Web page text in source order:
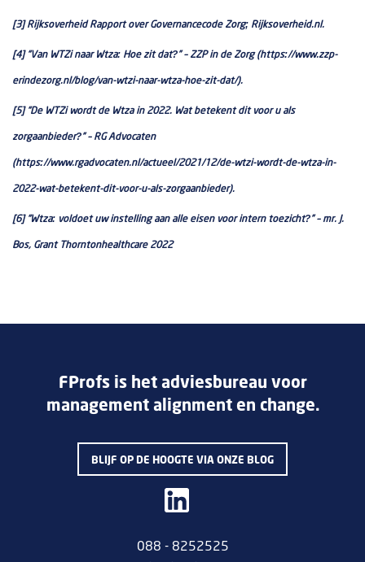
[3] Rijksoverheid Rapport over Governancecode Zorg; Rijksoverheid.nl.
[4] “Van WTZi naar Wtza: Hoe zit dat?” – ZZP in de Zorg (https://www.zzp-
erindezorg.nl/blog/van-wtzi-naar-wtza-hoe-zit-dat/).
[5] “De WTZi wordt de Wtza in 2022. Wat betekent dit voor u als
zorgaanbieder?” – RG Advocaten
(https://www.rgadvocaten.nl/actueel/2021/12/de-wtzi-wordt-de-wtza-in-
2022-wat-betekent-dit-voor-u-als-zorgaanbieder).
[6] “Wtza: voldoet uw instelling aan alle eisen voor intern toezicht?” – mr. J.
Bos, Grant Thorntonhealthcare 2022
FProfs is het adviesbureau voor
management alignment en change.
BLIJF OP DE HOOGTE VIA ONZE BLOG
088 - 8252525